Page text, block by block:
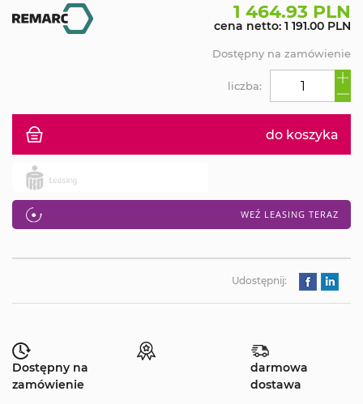
1 464.93 PLN
cena netto: 1 191.00 PLN
do koszyka
WEŹ LEASING TERAZ
liczba:
Dostępny na zamówienie
Udostępnij:
Dostępny na
zamówienie
darmowa
dostawa